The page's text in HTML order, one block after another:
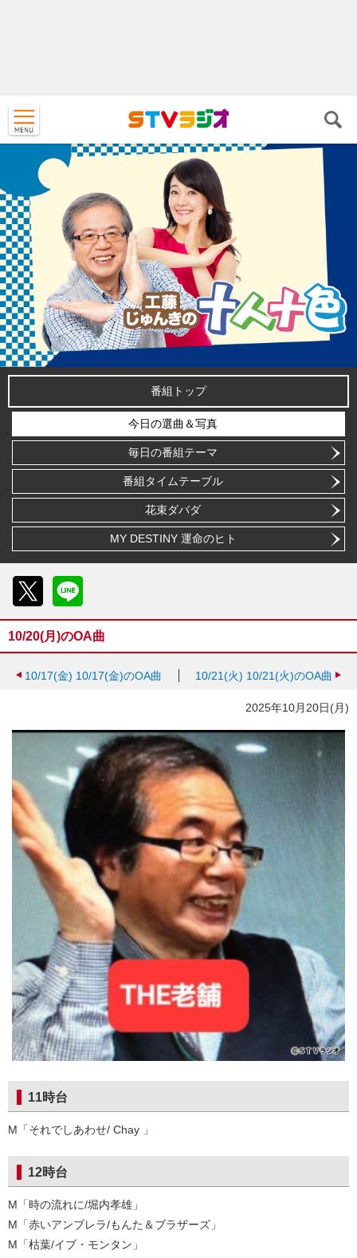
番組トップ
今日の選曲＆写真
毎日の番組テーマ
番組タイムテーブル
花束ダバダ
MY DESTINY 運命のヒト
10/20(月)のOA曲
10/17(金) 10/17(金)のOA曲 10/21(火) 10/21(火)のOA曲
2025年10月20日(月)
11時台
M「それでしあわせ/ Chay 」
12時台
M「時の流れに/堀内孝雄」
M「赤いアンブレラ/もんた＆ブラザーズ」
M「枯葉/イブ・モンタン」